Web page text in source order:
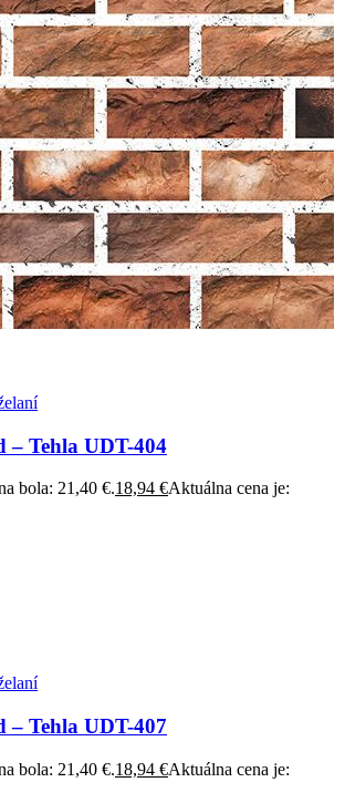
– Tehla UDT-404
bola: 21,40 €.18,94 €Aktuálna cena je:
– Tehla UDT-407
bola: 21,40 €.18,94 €Aktuálna cena je: